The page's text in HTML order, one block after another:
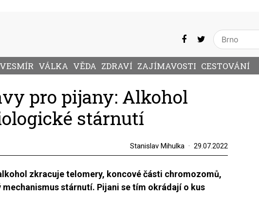
VESMÍR VÁLKA VĚDA ZDRAVÍ ZAJÍMAVOSTI CESTOVÁNÍ
pro pijany: Alkohol
stárnutí
Stanislav Mihulka 29.07.2022
zkracuje telomery, koncové části chromozomů,
stárnutí. Pijani se tím okrádají o kus